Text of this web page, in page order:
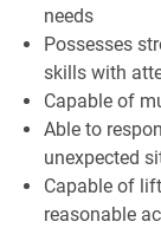
needs
Possesses
skills with
Capable of
Able to
unexpected
Capable of
reasonable